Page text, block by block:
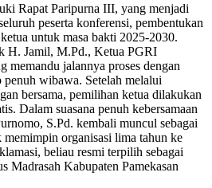
Rapat Paripurna III, yang menjadi
peserta konferensi, pembentukan
untuk masa bakti 2025-2030.
H. Jamil, M.Pd., Ketua PGRI
memandu jalannya proses dengan
penuh wibawa. Setelah melalui
bersama, pemilihan ketua dilakukan
Dalam suasana penuh kebersamaan
S.Pd. kembali muncul sebagai
organisasi lima tahun ke
beliau resmi terpilih sebagai
Madrasah Kabupaten Pamekasan